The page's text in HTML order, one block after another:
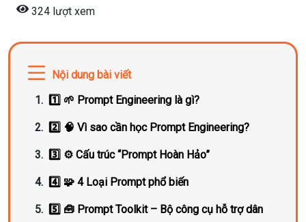
324 lượt xem
Nội dung bài viết
1️⃣ 🌱 Prompt Engineering là gì?
2️⃣ 🧠 Vì sao cần học Prompt Engineering?
3️⃣ ⚙️ Cấu trúc “Prompt Hoàn Hảo”
4️⃣ 🧩 4 Loại Prompt phổ biến
5️⃣ 🧰 Prompt Toolkit – Bộ công cụ hỗ trợ dân